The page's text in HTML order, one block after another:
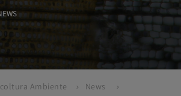
Ambiente
News